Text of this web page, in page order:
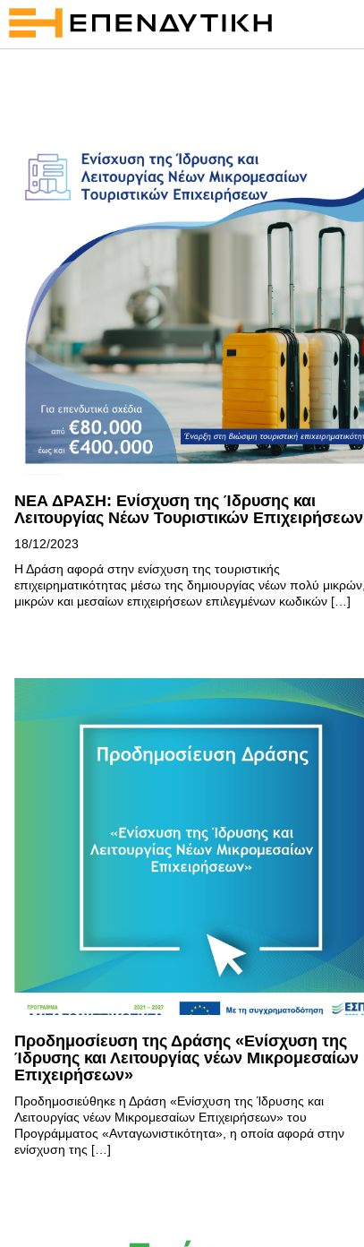
ΝΕΑ ΔΡΑΣΗ: Ενίσχυση της Ίδρυσης και
Λειτουργίας Νέων Τουριστικών Επιχειρήσεων
18/12/2023
Η Δράση αφορά στην ενίσχυση της τουριστικής
επιχειρηματικότητας μέσω της δημιουργίας νέων πολύ μικρών,
μικρών και μεσαίων επιχειρήσεων επιλεγμένων κωδικών […]
Προδημοσίευση της Δράσης «Ενίσχυση της
Ίδρυσης και Λειτουργίας νέων Μικρομεσαίων
Επιχειρήσεων»
Προδημοσιεύθηκε η Δράση «Ενίσχυση της Ίδρυσης και
Λειτουργίας νέων Μικρομεσαίων Επιχειρήσεων» του
Προγράμματος «Ανταγωνιστικότητα», η οποία αφορά στην
ενίσχυση της […]
ΥΠΗΡΕΣΙΕΣ
ΕΡΓΑ
ΕΠΙΚΟΙΝΩΝΙΑ